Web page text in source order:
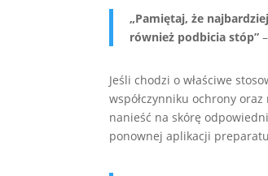
„Pamiętaj, że
również podbicia stóp”
Jeśli chodzi o właściwe
współczynniku ochrony
nanieść na skórę
ponownej aplikacji